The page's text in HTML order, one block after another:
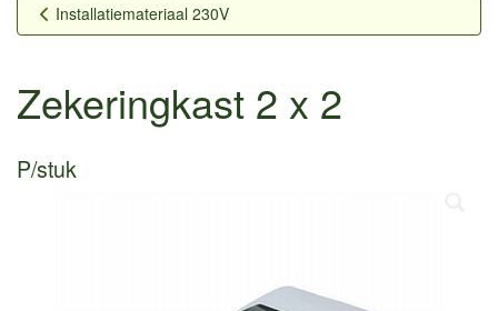
Installatiemateriaal 230V
Zekeringkast 2 x 2
P/stuk